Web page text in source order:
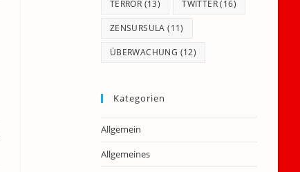
TERROR (13) TWITTER(16)
ZENSURSULA (11)
ÜBERWACHUNG (12)
Kategorien
Allgemein
Allgemeines